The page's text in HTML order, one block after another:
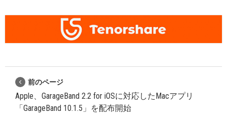
前のページ
Apple、GarageBand 2.2 for iOSに対応したMacアプリ
「GarageBand 10.1.5」を配布開始